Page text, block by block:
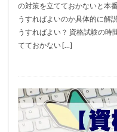
の対策を立てておかないと本
うすればよいのか具体的に解
うすればよい？ 資格試験の時
てておかない […]